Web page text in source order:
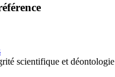
scientifique et déontologie